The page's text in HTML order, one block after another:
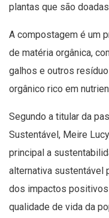
plantas que são
A compostagem é um
de matéria orgânica,
galhos e outros
orgânico rico em
Segundo a titular da
Sustentável, Meire
principal a
alternativa sustentável
dos impactos positivos
qualidade de vida da